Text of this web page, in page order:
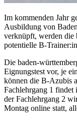
Im kommenden Jahr
Ausbildung von
verknüpft, werden die
potentielle B-
Die baden-
Eignungstest vor, je
können die B-Azubis
Fachlehrgang 1 findet
der Fachlehrgang 2
Montag online statt,